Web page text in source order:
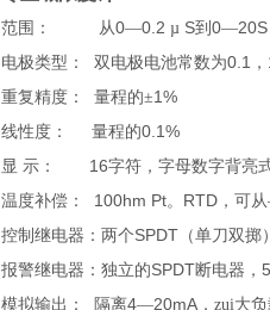
范围： 从0—0.2 µ S到 0—20S
电极类型：
双电极电池常数为0.1 ，
重复精度：
量程的±1%
线性度： 量程的0.1%
显 示： 16字符，字母数字背亮
温度补偿： 100hm Pt。 RTD ，可
控制继电器：两个SPDT （单刀双掷
报警继电器：独立的SPDT断电器，
模拟输出：
隔离4—20mA ，zui大